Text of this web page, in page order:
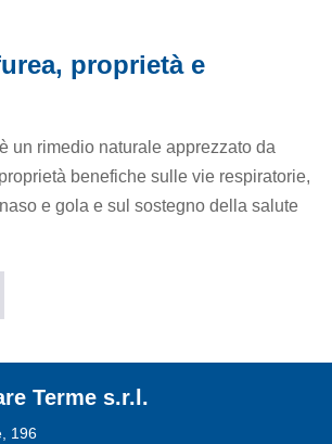
proprietà e
un rimedio naturale apprezzato da
benefiche sulle vie respiratorie,
e gola e sul sostegno della salute
Terme s.r.l.
196